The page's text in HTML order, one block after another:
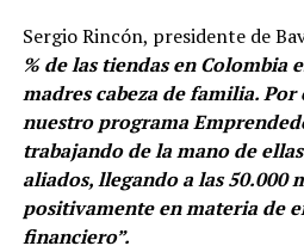
Sergio Rincón, presidente de
% de las tiendas en Colombia
madres cabeza de familia. Por
nuestro programa
trabajando de la mano de
aliados, llegando a las 50.000
positivamente en materia de
financiero”.